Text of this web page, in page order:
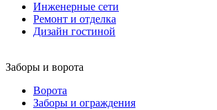
Инженерные сети
Ремонт и отделка
Дизайн гостиной
Заборы и ворота
Ворота
Заборы и ограждения